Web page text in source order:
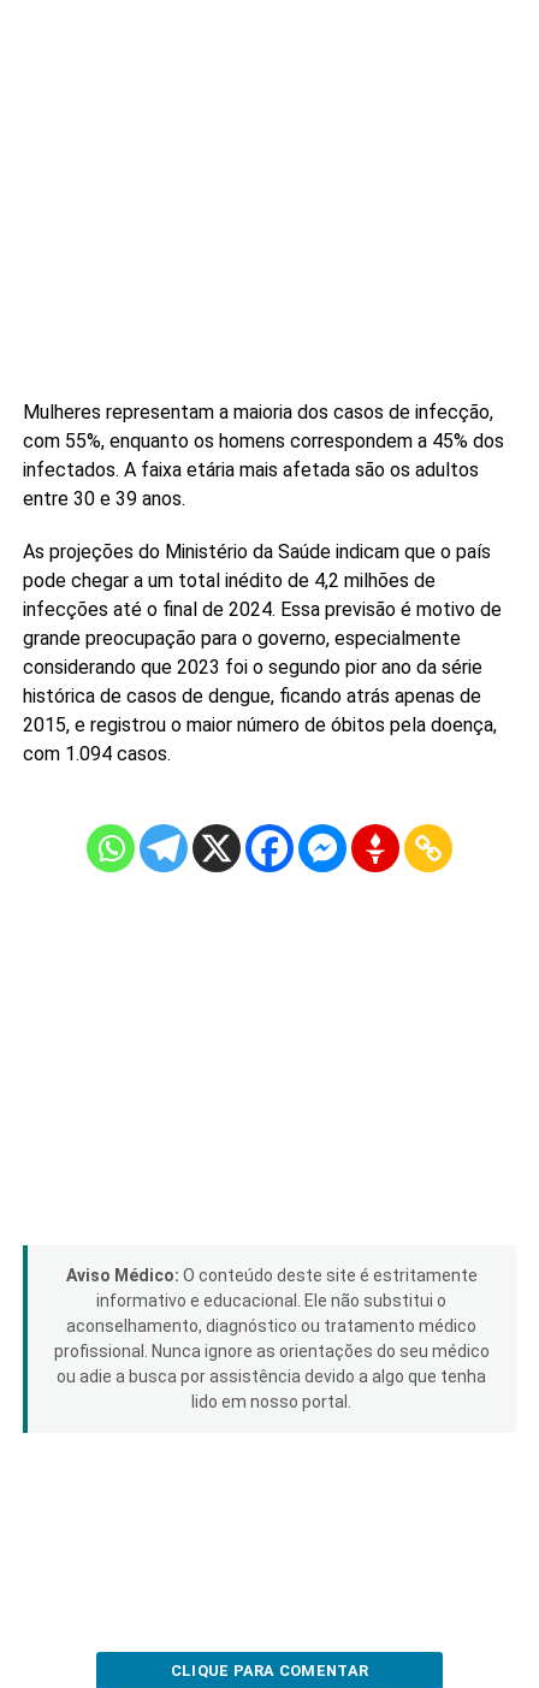
Mulheres representam a maioria dos casos de infecção,
com 55%, enquanto os homens correspondem a 45% dos
infectados. A faixa etária mais afetada são os adultos
entre 30 e 39 anos.
As projeções do Ministério da Saúde indicam que o país
pode chegar a um total inédito de 4,2 milhões de
infecções até o final de 2024. Essa previsão é motivo de
grande preocupação para o governo, especialmente
considerando que 2023 foi o segundo pior ano da série
histórica de casos de dengue, ficando atrás apenas de
2015, e registrou o maior número de óbitos pela doença,
com 1.094 casos.
Aviso Médico: O conteúdo deste site é estritamente
informativo e educacional. Ele não substitui o
aconselhamento, diagnóstico ou tratamento médico
profissional. Nunca ignore as orientações do seu médico
ou adie a busca por assistência devido a algo que tenha
lido em nosso portal.
CLIQUE PARA COMENTAR